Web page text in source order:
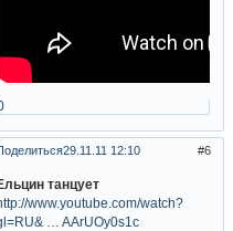
6
29.11.11 12:10
танцует
www.youtube.com/watch?
… AArUOy0s1c